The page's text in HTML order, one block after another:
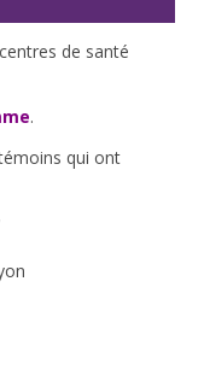
de santé
.
qui ont